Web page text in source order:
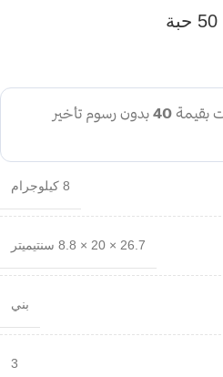
8 كيلوجرام
26.7 × 20 × 8.8 سنتيميتر
بني
3